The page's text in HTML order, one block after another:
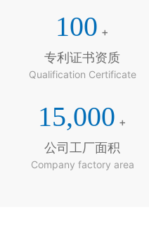
100 +
专利证书资质
Qualification Certificate
15,000 +
公司工厂面积
Company factory area